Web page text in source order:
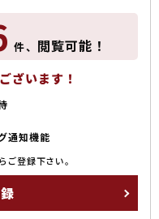
件、 閲覧可能！
ざいます！
通知機能
登録下さい。